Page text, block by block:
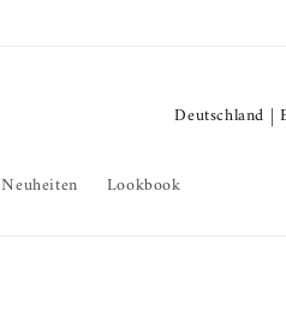
Neuheiten Lookbook
L
n